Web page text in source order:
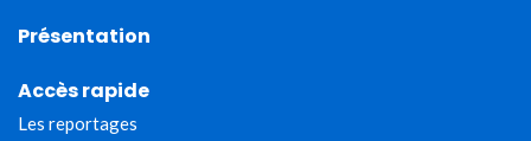
Présentation
Accès rapide
Les reportages